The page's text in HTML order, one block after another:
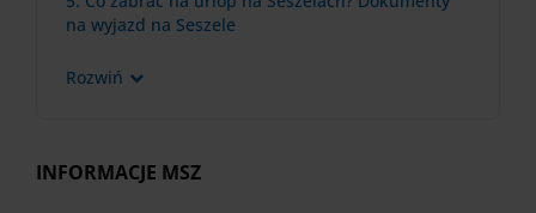
na wyjazd na Seszele
Rozwiń
INFORMACJE MSZ